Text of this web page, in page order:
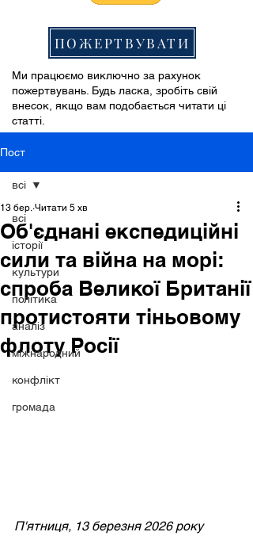
ПОЖЕРТВУВАТИ
Ми працюємо виключно за рахунок
пожертвувань. Будь ласка, зробіть свій
внесок, якщо вам подобається читати ці
статті.
Пост
всі
історії
культури
політика
аналіз
міжнародний
конфлікт
громада
всі
Об'єднані експедиційні
сили та війна на морі:
спроба Великої Британії
протистояти тіньовому
флоту Росії
13 бер. Читати 5 хв
П'ятниця, 13 березня 2026 року